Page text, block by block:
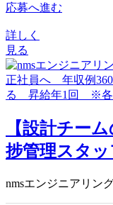
応募へ進む
詳しく
見る
【設計チー
捗管理スタ
nmsエンジニアリン